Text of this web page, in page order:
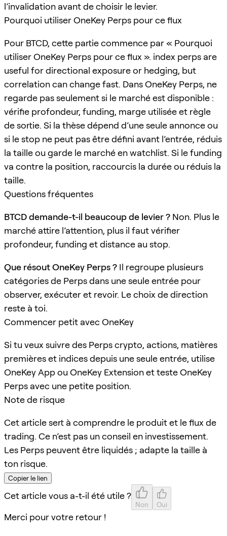
l’invalidation avant de choisir le levier.
Pourquoi utiliser OneKey Perps pour ce flux
Pour BTCD, cette partie commence par « Pourquoi
utiliser OneKey Perps pour ce flux ». index perps are
useful for directional exposure or hedging, but
correlation can change fast. Dans OneKey Perps, ne
regarde pas seulement si le marché est disponible :
vérifie profondeur, funding, marge utilisée et règle
de sortie. Si la thèse dépend d’une seule annonce ou
si le stop ne peut pas être défini avant l’entrée, réduis
la taille ou garde le marché en watchlist. Si le funding
va contre la position, raccourcis la durée ou réduis la
taille.
Questions fréquentes
BTCD demande-t-il beaucoup de levier ? Non. Plus le
marché attire l’attention, plus il faut vérifier
profondeur, funding et distance au stop.
Que résout OneKey Perps ? Il regroupe plusieurs
catégories de Perps dans une seule entrée pour
observer, exécuter et revoir. Le choix de direction
reste à toi.
Commencer petit avec OneKey
Si tu veux suivre des Perps crypto, actions, matières
premières et indices depuis une seule entrée, utilise
OneKey App ou OneKey Extension et teste OneKey
Perps avec une petite position.
Note de risque
Cet article sert à comprendre le produit et le flux de
trading. Ce n’est pas un conseil en investissement.
Les Perps peuvent être liquidés ; adapte la taille à
ton risque.
Copier le lien
Cet article vous a-t-il été utile ?
Non Oui
Merci pour votre retour !